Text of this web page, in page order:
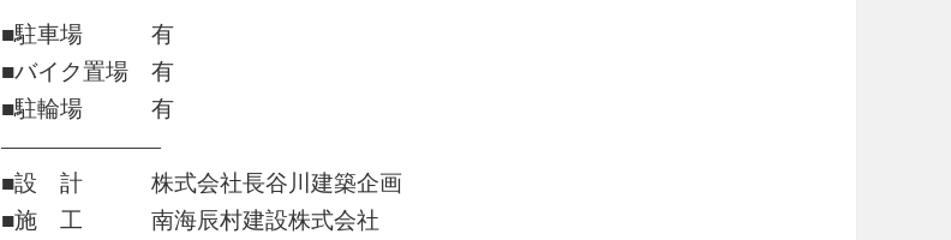
■駐車場 有
■バイク置場 有
■駐輪場 有
―――――――
■設 計 株式会社長谷川建築企画
■施 工 南海辰村建設株式会社